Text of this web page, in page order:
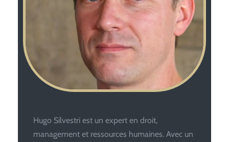
Hugo Silvestri est un expert en droit,
management et ressources humaines. Avec un